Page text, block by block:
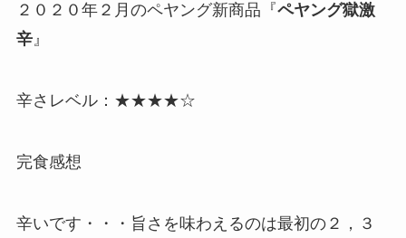
２０２０年２月のペヤング新商品『ペヤング獄激
辛』
辛さレベル：★★★★☆
完食感想
辛いです・・・旨さを味わえるのは最初の２，３